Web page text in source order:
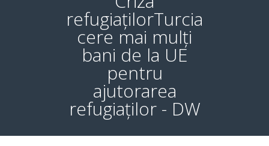
refugiațilorTurcia
cere mai mulți
bani de la UE
pentru
ajutorarea
refugiaților - DW